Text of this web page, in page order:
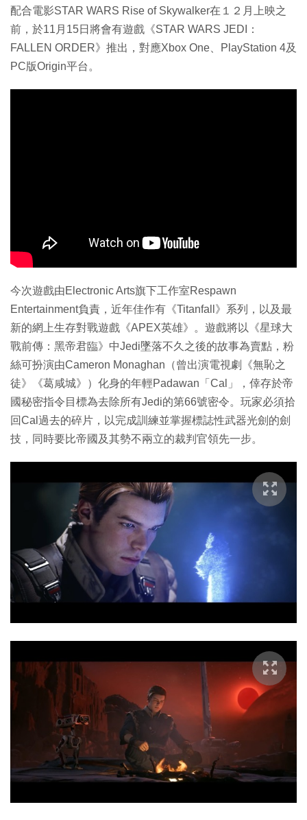
配合電影STAR WARS Rise of Skywalker在１２月上映之
前，於11月15日將會有遊戲《STAR WARS JEDI：
FALLEN ORDER》推出，對應Xbox One、PlayStation 4及
PC版Origin平台。
今次遊戲由Electronic Arts旗下工作室Respawn
Entertainment負責，近年佳作有《Titanfall》系列，以及最
新的網上生存對戰遊戲《APEX英雄》。遊戲將以《星球大
戰前傳：黑帝君臨》中Jedi墜落不久之後的故事為賣點，粉
絲可扮演由Cameron Monaghan（曾出演電視劇《無恥之
徒》《葛咸城》）化身的年輕Padawan「Cal」，倖存於帝
國秘密指令目標為去除所有Jedi的第66號密令。玩家必須拾
回Cal過去的碎片，以完成訓練並掌握標誌性武器光劍的劍
技，同時要比帝國及其勢不兩立的裁判官領先一步。